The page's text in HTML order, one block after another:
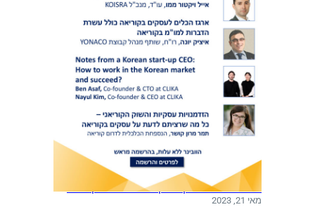
וובינר: עשיית עסקים בין ישראל ודרום קוריאה
מאי 21, 2023